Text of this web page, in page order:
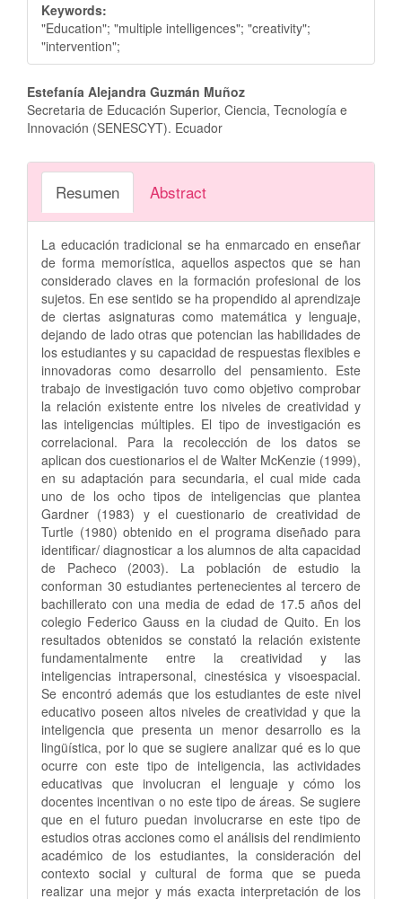
Keywords:
"Education"; "multiple intelligences"; "creativity";
"intervention";
Contenido
principal
del
artículo
Estefanía Alejandra Guzmán Muñoz
Secretaria de Educación Superior, Ciencia, Tecnología e
Innovación (SENESCYT). Ecuador
Resumen Abstract
La educación tradicional se ha enmarcado en enseñar
de forma memorística, aquellos aspectos que se han
considerado claves en la formación profesional de los
sujetos. En ese sentido se ha propendido al aprendizaje
de ciertas asignaturas como matemática y lenguaje,
dejando de lado otras que potencian las habilidades de
los estudiantes y su capacidad de respuestas flexibles e
innovadoras como desarrollo del pensamiento. Este
trabajo de investigación tuvo como objetivo comprobar
la relación existente entre los niveles de creatividad y
las inteligencias múltiples. El tipo de investigación es
correlacional. Para la recolección de los datos se
aplican dos cuestionarios el de Walter McKenzie (1999),
en su adaptación para secundaria, el cual mide cada
uno de los ocho tipos de inteligencias que plantea
Gardner (1983) y el cuestionario de creatividad de
Turtle (1980) obtenido en el programa diseñado para
identificar/ diagnosticar a los alumnos de alta capacidad
de Pacheco (2003). La población de estudio la
conforman 30 estudiantes pertenecientes al tercero de
bachillerato con una media de edad de 17.5 años del
colegio Federico Gauss en la ciudad de Quito. En los
resultados obtenidos se constató la relación existente
fundamentalmente entre la creatividad y las
inteligencias intrapersonal, cinestésica y visoespacial.
Se encontró además que los estudiantes de este nivel
educativo poseen altos niveles de creatividad y que la
inteligencia que presenta un menor desarrollo es la
lingüística, por lo que se sugiere analizar qué es lo que
ocurre con este tipo de inteligencia, las actividades
educativas que involucran el lenguaje y cómo los
docentes incentivan o no este tipo de áreas. Se sugiere
que en el futuro puedan involucrarse en este tipo de
estudios otras acciones como el análisis del rendimiento
académico de los estudiantes, la consideración del
contexto social y cultural de forma que se pueda
realizar una mejor y más exacta interpretación de los